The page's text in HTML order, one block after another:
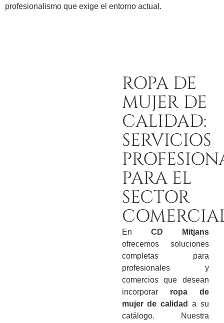
profesionalismo que exige el entorno actual.
ROPA DE
MUJER DE
CALIDAD:
SERVICIOS
PARA EL
SECTOR
En CD Mitjans
ofrecemos soluciones
completas para
profesionales y
comercios que desean
incorporar ropa de
mujer de calidad
a su
catálogo. Nuestra